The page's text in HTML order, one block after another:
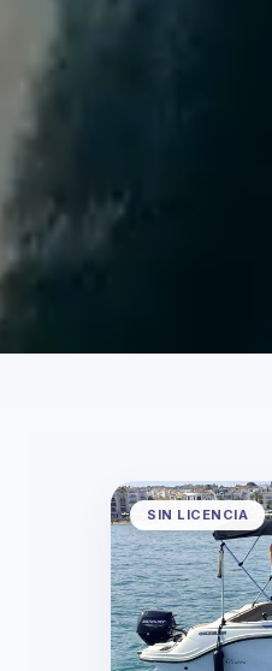
SIN LICENCIA